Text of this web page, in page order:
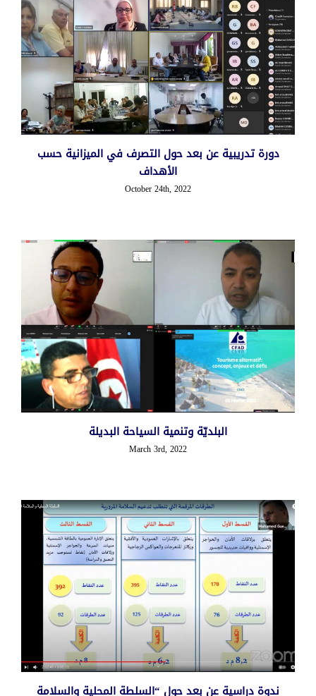
دورة تدريبية عن بعد حول التصرف في الميزانية حسب
الأهداف
October 24th, 2022
البلديّة وتنمية السياحة البديلة
March 3rd, 2022
ندوة دراسية عن بعد حول “السلطة المحلية والسلامة